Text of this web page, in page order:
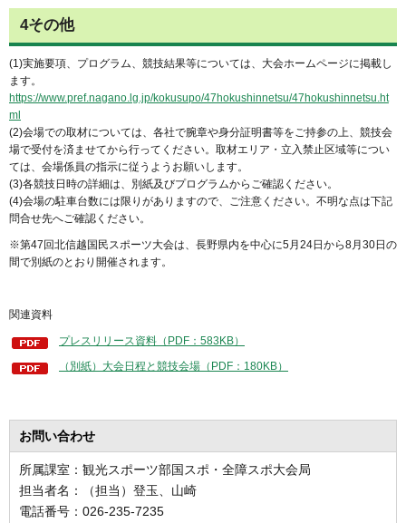
4その他
(1)実施要項、プログラム、競技結果等については、大会ホームページに掲載し
ます。
https://www.pref.nagano.lg.jp/kokusupo/47hokushinnetsu/47hokushinnetsu.ht
ml
(2)会場での取材については、各社で腕章や身分証明書等をご持参の上、競技会
場で受付を済ませてから行ってください。取材エリア・立入禁止区域等につい
ては、会場係員の指示に従うようお願いします。
(3)各競技日時の詳細は、別紙及びプログラムからご確認ください。
(4)会場の駐車台数には限りがありますので、ご注意ください。不明な点は下記
問合せ先へご確認ください。
※第47回北信越国民スポーツ大会は、長野県内を中心に5月24日から8月30日の
間で別紙のとおり開催されます。
関連資料
プレスリリース資料（PDF：583KB）
（別紙）大会日程と競技会場（PDF：180KB）
お問い合わせ
所属課室：観光スポーツ部国スポ・全障スポ大会局
担当者名：（担当）登玉、山崎
電話番号：026-235-7235